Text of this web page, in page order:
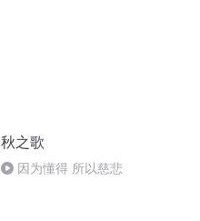
秋之歌
因为懂得 所以慈悲